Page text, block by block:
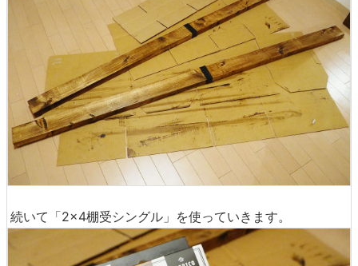
続いて「2×4棚受シングル」を使っていきます。